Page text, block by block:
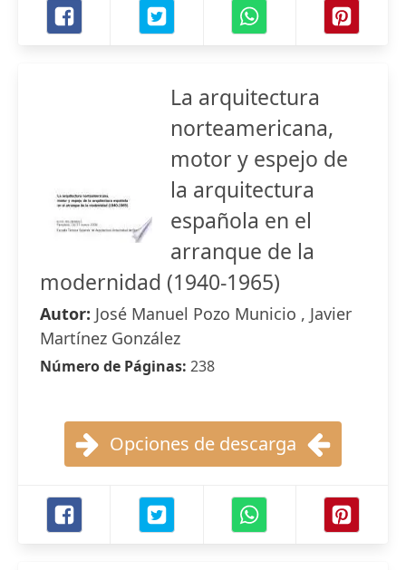
La arquitectura
norteamericana,
motor y espejo de
la arquitectura
española en el
arranque de la
modernidad (1940-1965)
Autor: José Manuel Pozo Municio , Javier
Martínez González
Número de Páginas: 238
Opciones de descarga